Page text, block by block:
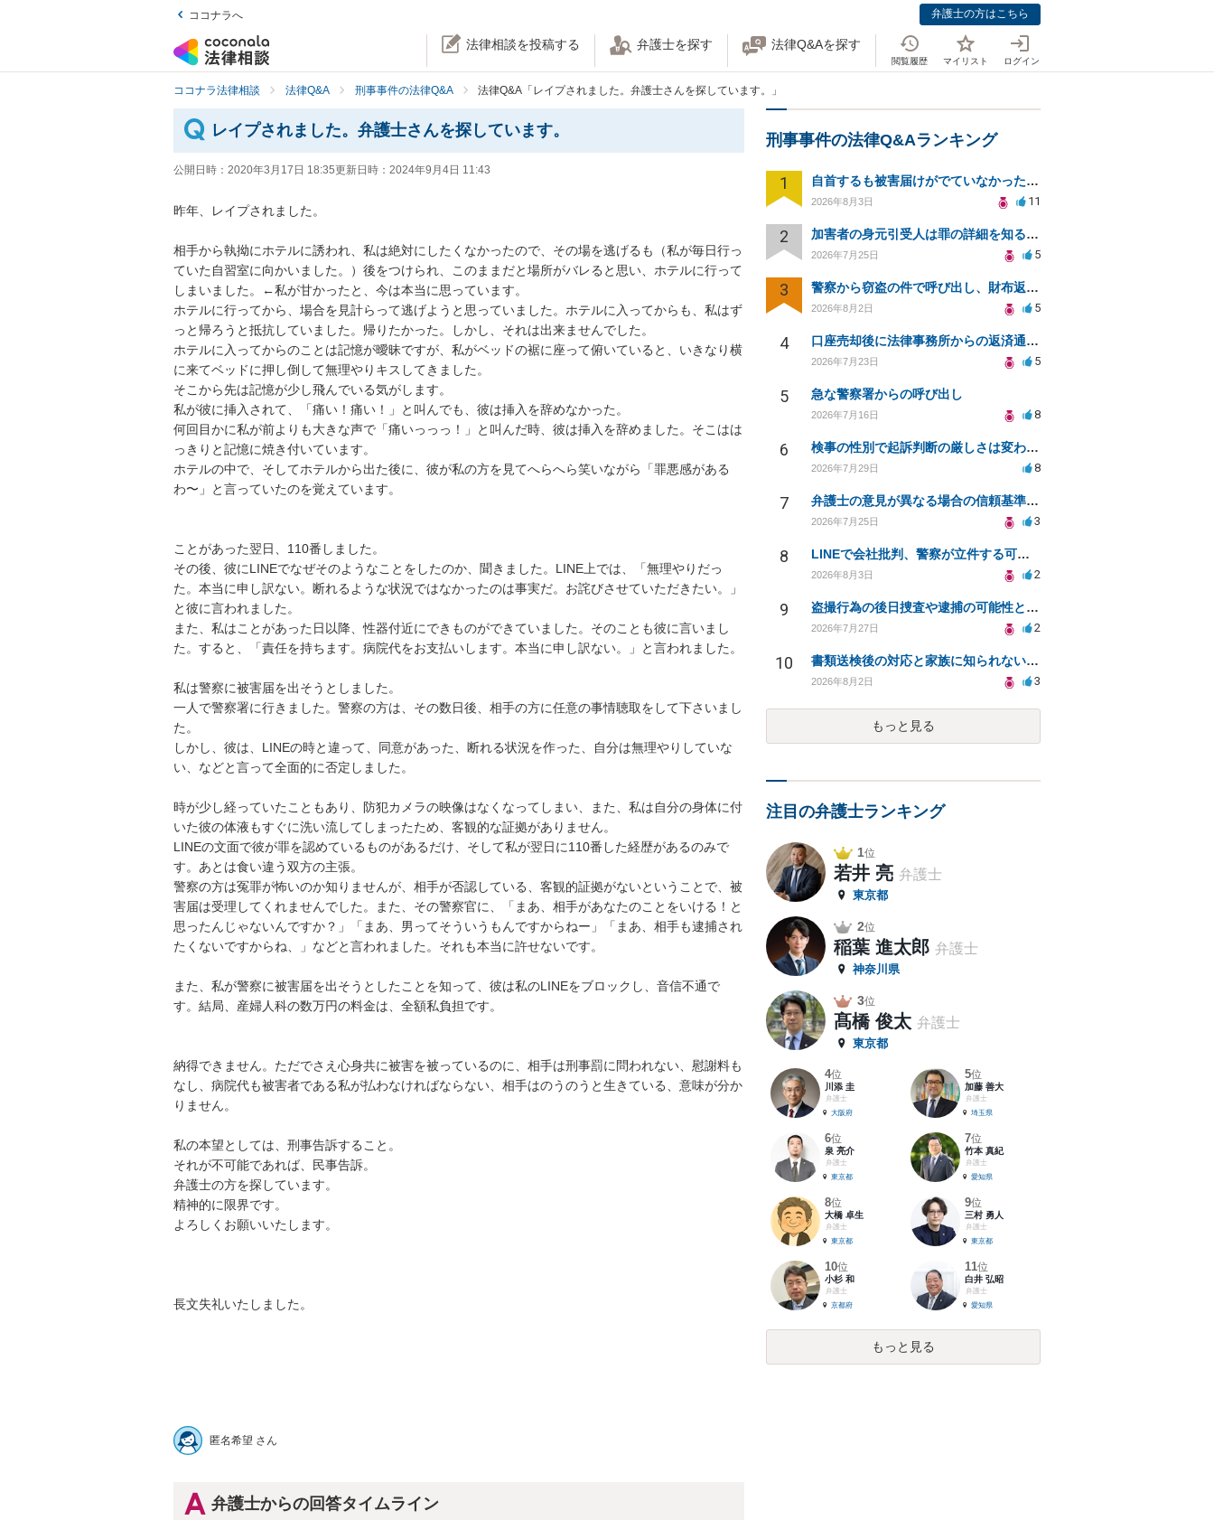
ココナラへ 弁護士の方はこちら
法律相談を投稿する 弁護士を探す 法律Q&Aを探す
閲覧履歴 マイリスト ログイン
ココナラ法律相談 法律Q&A 刑事事件の法律Q&A 法律Q&A「レイプされました。弁護士さんを探しています。」
レイプされました。弁護士さんを探しています。
公開日時： 2020年3月17日 18:35更新日時： 2024年9月4日 11:43
昨年、レイプされました。
相手から執拗にホテルに誘われ、私は絶対にしたくなかったので、その場を逃げるも（私が毎日行っ
ていた自習室に向かいました。）後をつけられ、このままだと場所がバレると思い、ホテルに行って
しまいました。←私が甘かったと、今は本当に思っています。
ホテルに行ってから、場合を見計らって逃げようと思っていました。ホテルに入ってからも、私はず
っと帰ろうと抵抗していました。帰りたかった。しかし、それは出来ませんでした。
ホテルに入ってからのことは記憶が曖昧ですが、私がベッドの裾に座って俯いていると、いきなり横
に来てベッドに押し倒して無理やりキスしてきました。
そこから先は記憶が少し飛んでいる気がします。
私が彼に挿入されて、「痛い！痛い！」と叫んでも、彼は挿入を辞めなかった。
何回目かに私が前よりも大きな声で「痛いっっっ！」と叫んだ時、彼は挿入を辞めました。そこはは
っきりと記憶に焼き付いています。
ホテルの中で、そしてホテルから出た後に、彼が私の方を見てへらへら笑いながら「罪悪感がある
わ〜」と言っていたのを覚えています。
ことがあった翌日、110番しました。
その後、彼にLINEでなぜそのようなことをしたのか、聞きました。LINE上では、「無理やりだっ
た。本当に申し訳ない。断れるような状況ではなかったのは事実だ。お詫びさせていただきたい。」
と彼に言われました。
また、私はことがあった日以降、性器付近にできものができていました。そのことも彼に言いまし
た。すると、「責任を持ちます。病院代をお支払いします。本当に申し訳ない。」と言われました。
私は警察に被害届を出そうとしました。
一人で警察署に行きました。警察の方は、その数日後、相手の方に任意の事情聴取をして下さいまし
た。
しかし、彼は、LINEの時と違って、同意があった、断れる状況を作った、自分は無理やりしていな
い、などと言って全面的に否定しました。
時が少し経っていたこともあり、防犯カメラの映像はなくなってしまい、また、私は自分の身体に付
いた彼の体液もすぐに洗い流してしまったため、客観的な証拠がありません。
LINEの文面で彼が罪を認めているものがあるだけ、そして私が翌日に110番した経歴があるのみで
す。あとは食い違う双方の主張。
警察の方は冤罪が怖いのか知りませんが、相手が否認している、客観的証拠がないということで、被
害届は受理してくれませんでした。また、その警察官に、「まあ、相手があなたのことをいける！と
思ったんじゃないんですか？」「まあ、男ってそういうもんですからねー」「まあ、相手も逮捕され
たくないですからね、」などと言われました。それも本当に許せないです。
また、私が警察に被害届を出そうとしたことを知って、彼は私のLINEをブロックし、音信不通で
す。結局、産婦人科の数万円の料金は、全額私負担です。
納得できません。ただでさえ心身共に被害を被っているのに、相手は刑事罰に問われない、慰謝料も
なし、病院代も被害者である私が払わなければならない、相手はのうのうと生きている、意味が分か
りません。
私の本望としては、刑事告訴すること。
それが不可能であれば、民事告訴。
弁護士の方を探しています。
精神的に限界です。
よろしくお願いいたします。
長文失礼いたしました。
匿名希望 さん
弁護士からの回答タイムライン
刑事事件の法律Q&Aランキング
1 自首するも被害届けがでていなかった場合
2026年8月3日 11
2 加害者の身元引受人は罪の詳細を知ることができるか？
2026年7月25日 5
3 警察から窃盗の件で呼び出し、財布返却で自首すべきか？
2026年8月2日 5
4 口座売却後に法律事務所からの返済通知、どう対処すべきか？
2026年7月23日 5
5 急な警察署からの呼び出し
2026年7月16日 8
6 検事の性別で起訴判断の厳しさは変わるのか知りたい
2026年7月29日 8
7 弁護士の意見が異なる場合の信頼基準について教えてください
2026年7月25日 3
8 LINEで会社批判、警察が立件する可能性は？
2026年8月3日 2
9 盗撮行為の後日捜査や逮捕の可能性と初動対応について
2026年7月27日 2
10 書類送検後の対応と家族に知られないための手続きについて相談
2026年8月2日 3
もっと見る
注目の弁護士ランキング
1位
若井 亮 弁護士
東京都
2位
稲葉 進太郎 弁護士
神奈川県
3位
髙橋 俊太 弁護士
東京都
4位
川添 圭
弁護士
大阪府
5位
加藤 善大
弁護士
埼玉県
6位
泉 亮介
弁護士
東京都
7位
竹本 真紀
弁護士
愛知県
8位
大橋 卓生
弁護士
東京都
9位
三村 勇人
弁護士
東京都
10位
小杉 和
弁護士
京都府
11位
白井 弘昭
弁護士
愛知県
もっと見る